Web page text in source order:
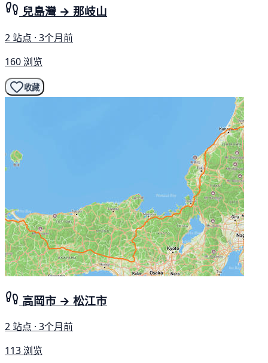
兒島灣 → 那岐山
2 站点 · 3个月前
160 浏览
收藏
高岡市 → 松江市
2 站点 · 3个月前
113 浏览